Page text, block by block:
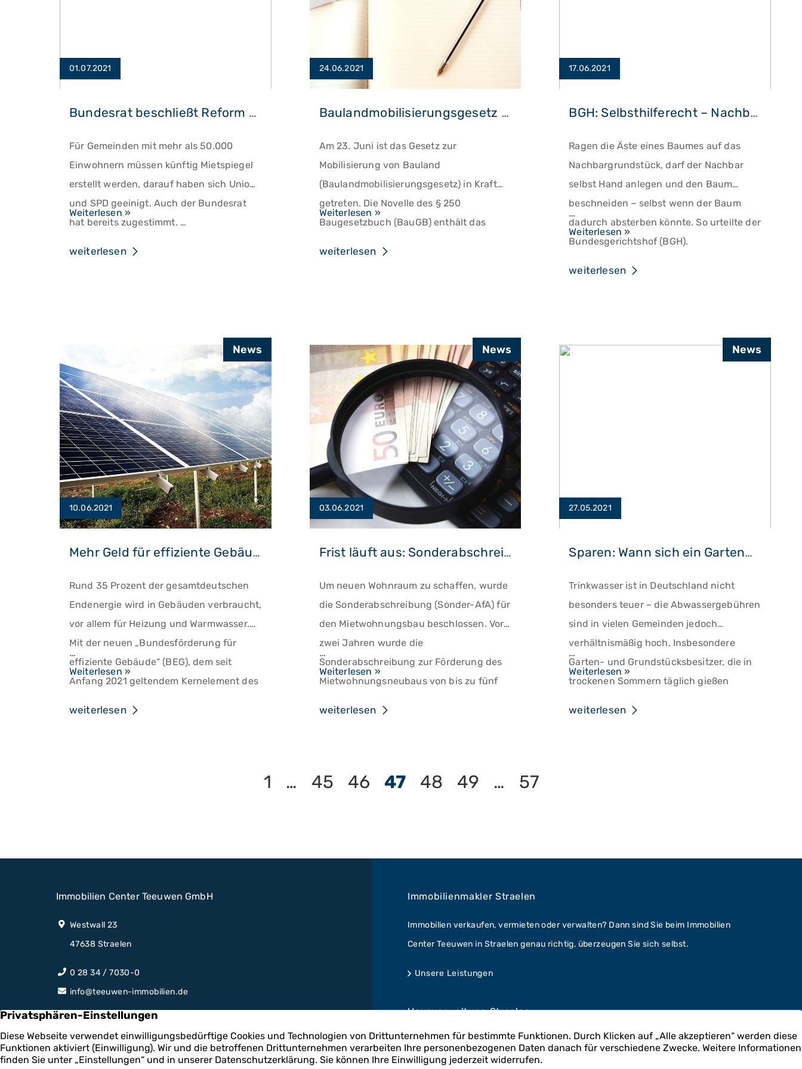
01.07.2021
Bundesrat beschließt Reform des Mietspiegels
Für Gemeinden mit mehr als 50.000
Einwohnern müssen künftig Mietspiegel
erstellt werden, darauf haben sich Union
und SPD geeinigt. Auch der Bundesrat
hat bereits zugestimmt. …
Bundesrat
Reform
Weiterlesen »
weiterlesen
24.06.2021
Baulandmobilisierungsgesetz ist in Kraft
Am 23. Juni ist das Gesetz zur
Mobilisierung von Bauland
(Baulandmobilisierungsgesetz) in Kraft
getreten. Die Novelle des § 250
Baugesetzbuch (BauGB) enthält das
Baulandmobilisierungsgesetz
in
Weiterlesen »
weiterlesen
17.06.2021
BGH: Selbsthilferecht – Nachbar darf Bäume beschneiden
Ragen die Äste eines Baumes auf das
Nachbargrundstück, darf der Nachbar
selbst Hand anlegen und den Baum
beschneiden – selbst wenn der Baum
dadurch absterben könnte. So urteilte der
Bundesgerichtshof (BGH).
…
BGH:
Selbsthilferecht
–
beschneiden
Weiterlesen »
weiterlesen
News
10.06.2021
Mehr Geld für effiziente Gebäude ab 1. Juli
Rund 35 Prozent der gesamtdeutschen
Endenergie wird in Gebäuden verbraucht,
vor allem für Heizung und Warmwasser.
Mit der neuen „Bundesförderung für
effiziente Gebäude“ (BEG), dem seit
Anfang 2021 geltendem Kernelement des
…
Mehr
für
Weiterlesen »
weiterlesen
News
03.06.2021
Frist läuft aus: Sonderabschreibung für Mietwohnungsbau
Um neuen Wohnraum zu schaffen, wurde
die Sonderabschreibung (Sonder-AfA) für
den Mietwohnungsbau beschlossen. Vor
zwei Jahren wurde die
Sonderabschreibung zur Förderung des
Mietwohnungsneubaus von bis zu fünf
…
Frist
aus:
Weiterlesen »
weiterlesen
News
27.05.2021
Sparen: Wann sich ein Gartenwasserzähler lohnt
Trinkwasser ist in Deutschland nicht
besonders teuer – die Abwassergebühren
sind in vielen Gemeinden jedoch
verhältnismäßig hoch. Insbesondere
Garten- und Grundstücksbesitzer, die in
trockenen Sommern täglich gießen
…
Sparen:
sich
Weiterlesen »
weiterlesen
1 … 45 46 47 48 49 … 57
Immobilien Center Teeuwen GmbH
Westwall 23
47638 Straelen
0 28 34 / 7030-0
info@teeuwen-immobilien.de
Mo - Do: 9:00 - 12:00 Uhr / 14:30 - 17:00 Uhr,
Fr: 08:00 - 13:00 Uhr,
weitere Termine nach Absprache
Immobilienmakler Straelen
Immobilien verkaufen, vermieten oder verwalten? Dann sind Sie beim Immobilien
Center Teeuwen in Straelen genau richtig, überzeugen Sie sich selbst.
Unsere Leistungen
Hausverwaltung Straelen
Im Bereich der Hausverwaltung kooperieren wir mit der Teeuwen Hausverwaltungs
GmbH. Fachkundig für Ihre Immobilien.